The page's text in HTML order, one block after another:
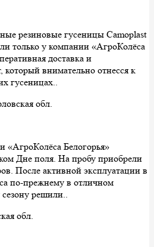
резиновые гусеницы Camoplast
только у компании «АгроКолёса
доставка и
внимательно отнесся к
гусеницах..
обл.
Белогорья»
Дне поля. На пробу приобрели
После активной эксплуатации в
по-прежнему в отличном
решили..
обл.